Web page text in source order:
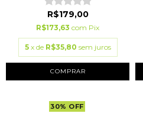
R$179,00
R$173,63 com Pix
5 x de R$35,80 sem juros
COMPRAR
30% OFF